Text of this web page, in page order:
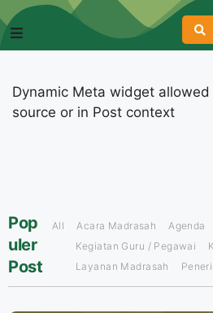
Dynamic Meta widget
source or in Post context
Pop
uler
Post
All Acara Madrasah Agenda
Kegiatan Guru / Pegawai
Layanan Madrasah